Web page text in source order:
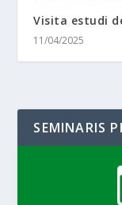
Visita estudi
11/04/2025
SEMINARIS